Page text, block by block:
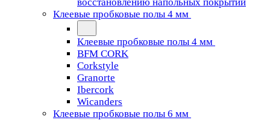
Клеевые пробковые полы 4 мм
Клеевые пробковые полы 4 мм
BFM CORK
Corkstyle
Granorte
Ibercork
Wicanders
Клеевые пробковые полы 6 мм